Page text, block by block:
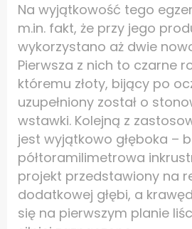
Na wyjątkowość tego
m.in. fakt, że przy jego
wykorzystano aż dwie
Pierwsza z nich to czarne
któremu złoty, bijący po
uzupełniony został o
wstawki. Kolejną z
jest wyjątkowo głęboka –
półtoramilimetrowa
projekt przedstawiony na
dodatkowej głębi, a
się na pierwszym planie